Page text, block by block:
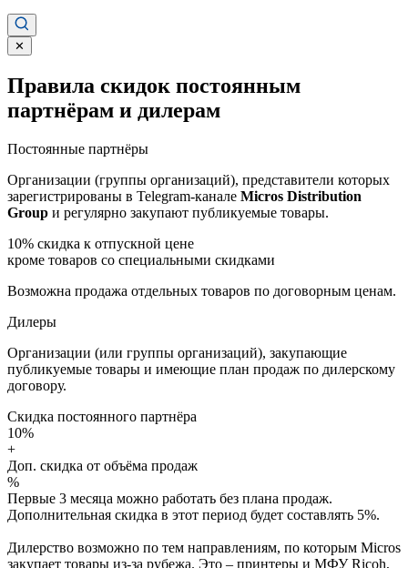
✕
Правила скидок постоянным
партнёрам и дилерам
Постоянные партнёры
Организации (группы организаций), представители которых
зарегистрированы в Telegram-канале Micros Distribution
Group и регулярно закупают публикуемые товары.
10% скидка к отпускной цене
кроме товаров со специальными скидками
Возможна продажа отдельных товаров по договорным ценам.
Дилеры
Организации (или группы организаций), закупающие
публикуемые товары и имеющие план продаж по дилерскому
договору.
Скидка постоянного партнёра
10%
+
Доп. скидка от объёма продаж
%
Первые 3 месяца можно работать без плана продаж.
Дополнительная скидка в этот период будет составлять 5%.
Дилерство возможно по тем направлениям, по которым Micros
закупает товары из-за рубежа. Это – принтеры и МФУ Ricoh,